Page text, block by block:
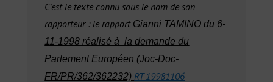
C’est le texte connu sous le nom de son
rapporteur : le rapport Gianni TAMINO du 6-
11-1998 réalisé à la demande du
Parlement Européen (Joc-Doc-
FR/PR/362/362232) RT 19981106